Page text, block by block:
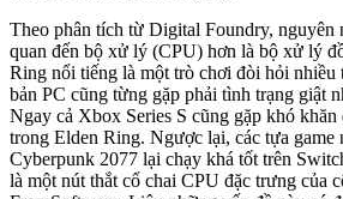
Theo phân tích từ Digital Foundry, nguyên
quan đến bộ xử lý (CPU) hơn là bộ xử lý
Ring nổi tiếng là một trò chơi đòi hỏi nhiều
bản PC cũng từng gặp phải tình trạng giật
Ngay cả Xbox Series S cũng gặp khó
trong Elden Ring. Ngược lại, các tựa game
Cyberpunk 2077 lại chạy khá tốt trên
là một nút thắt cổ chai CPU đặc trưng của